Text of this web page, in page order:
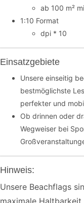
ab 100 m²
1:10 Format
dpi * 10
Einsatzgebiete
Unsere einseitig
bestmöglichste
perfekter und
Ob drinnen oder
Wegweiser bei
Hinweis:
Unsere Beachflags
maximale